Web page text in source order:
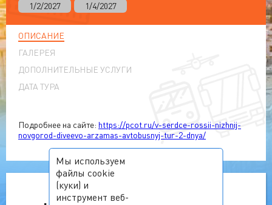
1/2/2027
1/4/2027
ОПИСАНИЕ
ГАЛЕРЕЯ
ДОПОЛНИТЕЛЬНЫЕ УСЛУГИ
ДАТА ТУРА
Подробнее на сайте: https://pcot.ru/v-serdce-rossii-nizhnij-
novgorod-diveevo-arzamas-avtobusnyj-tur-2-dnya/
Мы используем
файлы cookie
(куки) и
инструмент веб-